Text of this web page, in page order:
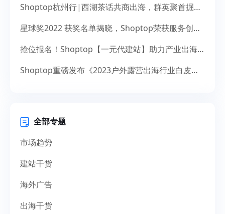
Shoptop杭州行|西湖茶话共商出海，群英聚首掘金未来
星球奖2022 获奖名单揭晓，Shoptop荣获服务创新奖！
抢位报名！Shoptop【一元代建站】助力产业出海，献礼14周年
Shoptop重磅发布《2023户外露营出海行业白皮书》！聚焦150亿美元市场，探寻增长新机遇
全部专题
市场趋势
建站干货
海外广告
出海干货